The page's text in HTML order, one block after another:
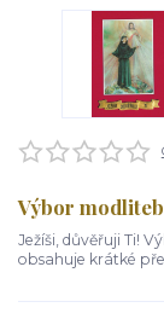
Výbor
Ježíši, důvěřuji Ti!
obsahuje krátké